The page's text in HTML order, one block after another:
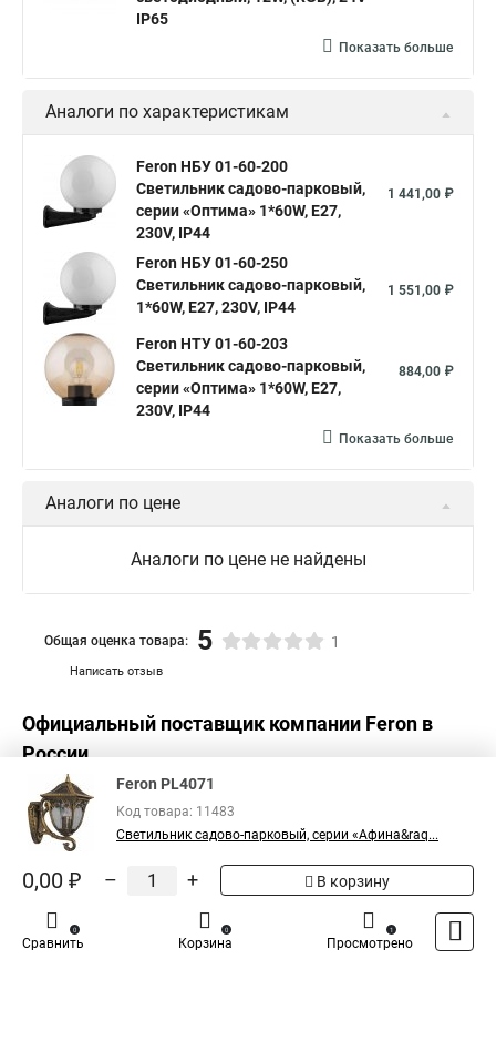
IP65
Показать больше
Аналоги по характеристикам
Feron НБУ 01-60-200
Светильник садово-парковый,
серии «Оптима» 1*60W, E27,
230V, IP44
1 441,00 ₽
Feron НБУ 01-60-250
Светильник садово-парковый,
1*60W, E27, 230V, IP44
1 551,00 ₽
Feron НТУ 01-60-203
Светильник садово-парковый,
серии «Оптима» 1*60W, E27,
230V, IP44
884,00 ₽
Показать больше
Аналоги по цене
Аналоги по цене не найдены
Написать отзыв
Общая оценка товара: 5 1
Официальный поставщик компании Feron в
России
Feron PL4071
Код товара: 11483
Светильник садово-парковый, серии «Афина&raq...
0,00 ₽ – + В корзину
Сравнить
0
Корзина
0
Просмотрено
1